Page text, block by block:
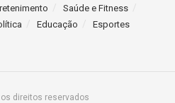
Saúde e Fitness
Educação Esportes
direitos reservados